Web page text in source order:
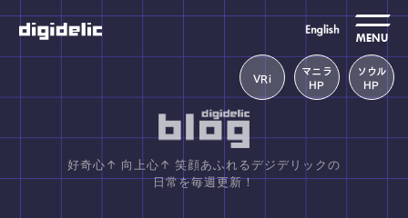
VRi
マニラ
HP
ソウル
HP
MENU
好奇心↑ 向上心↑ 笑顔あふれるデジデリックの
日常を毎週更新！